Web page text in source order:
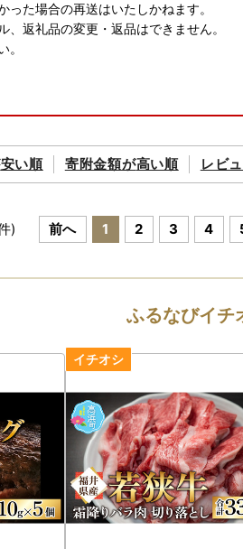
った場合の再送はいたしかねます。
、返礼品の変更・返品はできません。
。
情報は、高浜町が責任をもって管理し
せん。なお、お客様からいただいた個
が主催・出展するふるさと納税関連イ
の配信又は資料の郵送停止等のご希
安い順 寄附金額が高い順 レビ
) 前へ 1 2 3 4
ふるなびイチ